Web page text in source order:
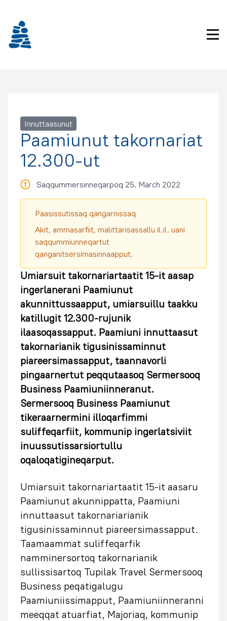
Innuttaasunut
Paamiunut takornariat
12.300-ut
Saqqummersinneqarpoq 25. March 2022
Paasissutissaq qangarnissaq
Akit, ammasarfiit, malittarisassallu il.il. uani
saqqummiunneqartut
qanganitsersimasinnaapput.
Umiarsuit takornariartaatit 15-it aasap
ingerlanerani Paamiunut
akunnittussaapput, umiarsuillu taakku
katillugit 12.300-rujunik
ilaasoqassapput. Paamiuni innuttaasut
takornarianik tigusinissaminnut
piareersimassapput, taannavorli
pingaarnertut peqqutaasoq Sermersooq
Business Paamiuniinneranut.
Sermersooq Business Paamiunut
tikeraarnermini illoqarfimmi
suliffeqarfiit, kommunip ingerlatsiviit
inuussutissarsiortullu
oqaloqatigineqarput.
Umiarsuit takornariartaatit 15-it aasaru
Paamiunut akunnippatta, Paamiuni
innuttaasut takornariarianik
tigusinissaminnut piareersimassapput.
Taamaammat suliffeqarfik
namminersortoq takornarianik
sullissisartoq Tupilak Travel Sermersooq
Business peqatigalugu
Paamiuniissimapput, Paamiuniinneranni
meeqqat atuarfiat, Majoriaq, kommunip